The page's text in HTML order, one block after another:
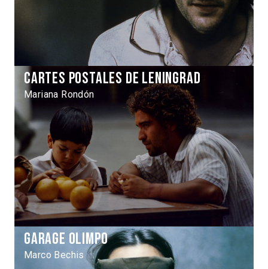
Cartes postales de Leningrad
Mariana Rondón
Garage Olimpo
Marco Bechis